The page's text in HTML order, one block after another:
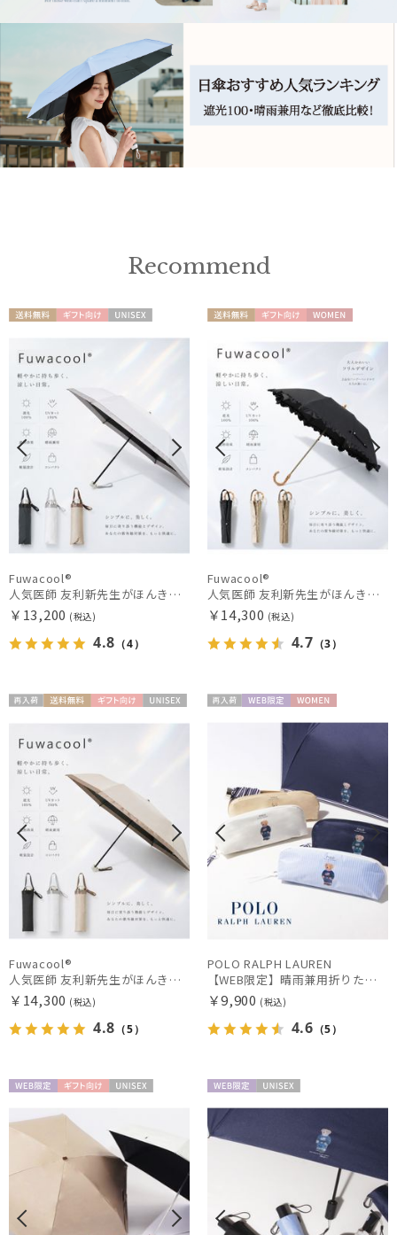
Recommend
料
Fuwacool®
人気医師 友利新先生がほんきで作った”絶対に忘れない誰でも日傘” 50【晴雨兼用折りたたみ日傘】フワクール® (Fuwacool®) 雨の日OK 軽量 遮光100% UV100%
￥13,200 (税込)
4.8 （4）
料
向け
Fuwacool®
人気医師 友利新先生がほんきで作った”絶対に忘れない誰でも日傘” エレガント派のバンブーフリル【晴雨兼用日傘】フワクール® (Fuwacool®) 雨の日OK 軽量 遮光100% UV100％
￥14,300 (税込)
4.7 （3）
荷
Fuwacool®
人気医師 友利新先生がほんきで作った”絶対に忘れない誰でも日傘” 55【晴雨兼用折りたたみ日傘】フワクール® (Fuwacool®) 雨の日OK 軽量 遮光100% UV100%
￥14,300 (税込)
4.8 （5）
POLO RALPH LAUREN
【WEB限定】晴雨兼用折りたたみ日傘 ポロ ラルフ ローレン（POLO RALPH LAUREN）ワンポイントベア 遮光100 UV100
￥9,900 (税込)
4.6 （5）
定
向け
定